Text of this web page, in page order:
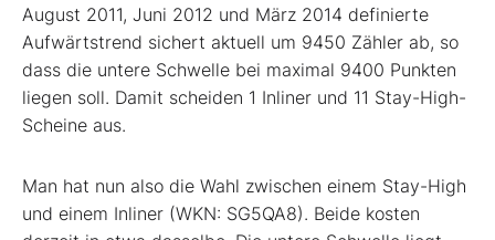
August 2011, Juni 2012 und März 2014 definierte
Aufwärtstrend sichert aktuell um 9450 Zähler ab, so
dass die untere Schwelle bei maximal 9400 Punkten
liegen soll. Damit scheiden 1 Inliner und 11 Stay-High-
Scheine aus.
Man hat nun also die Wahl zwischen einem Stay-High
und einem Inliner (WKN: SG5QA8). Beide kosten